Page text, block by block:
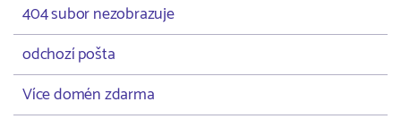
404 subor nezobrazuje
odchozí pošta
Více domén zdarma